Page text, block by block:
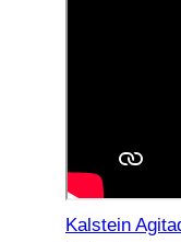
Kalstein